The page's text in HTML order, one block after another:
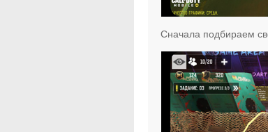
Сначала подбираем